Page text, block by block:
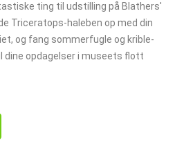
ting til udstilling på Blathers'
Triceratops-haleben op med din
og fang sommerfugle og krible-
dine opdagelser i museets flott